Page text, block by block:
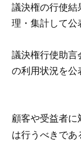
議決権の行使結
理・集計して公
議決権行使助言
の利用状況を公
顧客や受益者に
は行うべきであ